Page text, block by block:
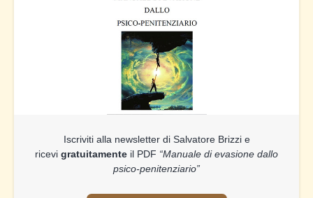
Iscriviti alla newsletter di Salvatore Brizzi e
ricevi gratuitamente il PDF “Manuale di evasione dallo
psico-penitenziario”